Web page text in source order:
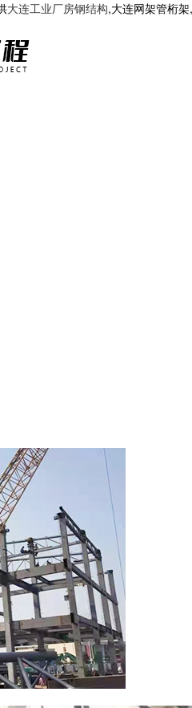
大连工业厂房钢结构,大连网架管桁